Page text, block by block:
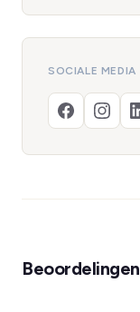
SOCIALE MEDIA
Beoordelingen